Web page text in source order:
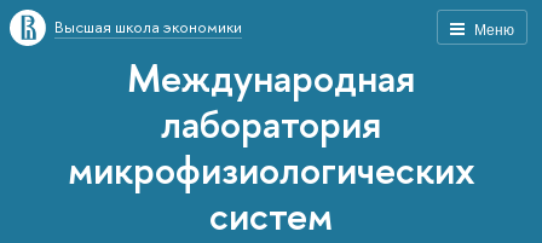
Меню
Высшая школа экономики
Международная
лаборатория
микрофизиологических
систем